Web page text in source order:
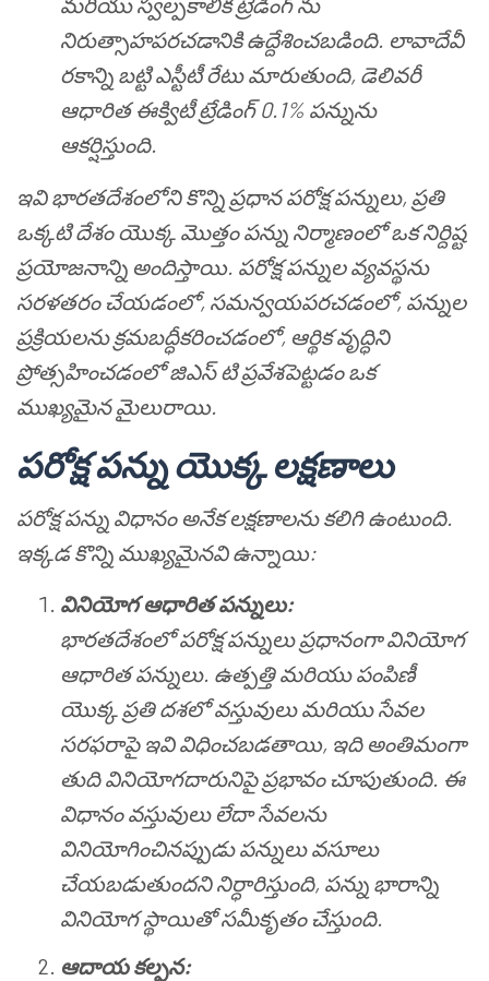
నిరుత్సాహపరచడానికి ఉద్దేశించబడింది. లావాదేవీ
రకాన్ని బట్టి ఎస్టీటీ రేటు మారుతుంది, డెలివరీ
ఆధారిత ఈక్విటీ ట్రేడింగ్ 0.1% పన్నును
ఆకర్షిస్తుంది.
ఇవి భారతదేశంలోని కొన్ని ప్రధాన పరోక్ష పన్నులు, ప్రతి
ఒక్కటి దేశం యొక్క మొత్తం పన్ను నిర్మాణంలో ఒక నిర్దిష్ట
ప్రయోజనాన్ని అందిస్తాయి. పరోక్ష పన్నుల వ్యవస్థను
సరళతరం చేయడంలో, సమన్వయపరచడంలో, పన్నుల
ప్రక్రియలను క్రమబద్ధీకరించడంలో, ఆర్థిక వృద్ధిని
ప్రోత్సహించడంలో జిఎస్ టి ప్రవేశపెట్టడం ఒక
ముఖ్యమైన మైలురాయి.
పరోక్ష పన్ను యొక్క లక్షణాలు
పరోక్ష పన్ను విధానం అనేక లక్షణాలను కలిగి ఉంటుంది.
ఇక్కడ కొన్ని ముఖ్యమైనవి ఉన్నాయి:
వినియోగ ఆధారిత పన్నులు:
భారతదేశంలో పరోక్ష పన్నులు ప్రధానంగా వినియోగ
ఆధారిత పన్నులు. ఉత్పత్తి మరియు పంపిణీ
యొక్క ప్రతి దశలో వస్తువులు మరియు సేవల
సరఫరాపై ఇవి విధించబడతాయి, ఇది అంతిమంగా
తుది వినియోగదారునిపై ప్రభావం చూపుతుంది. ఈ
విధానం వస్తువులు లేదా సేవలను
వినియోగించినప్పుడు పన్నులు వసూలు
చేయబడుతుందని నిర్ధారిస్తుంది, పన్ను భారాన్ని
వినియోగ స్థాయితో సమీకృతం చేస్తుంది.
ఆదాయ కల్పన: